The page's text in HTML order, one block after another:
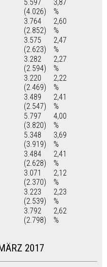
5.597
(4.026)
3,87
%
3.764
(2.852)
2,60
%
3.575
(2.623)
2,47
%
3.282
(2.594)
2,27
%
3.220
(2.469)
2,22
%
3.489
(2.547)
2,41
%
5.797
(3.820)
4,00
%
5.348
(3.919)
3,69
%
3.484
(2.628)
2,41
%
3.071
(2.370)
2,12
%
3.223
(2.539)
2,23
%
3.792
(2.798)
2,62
%
2017